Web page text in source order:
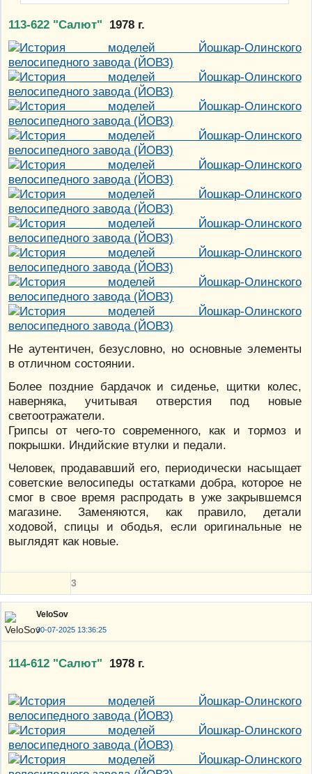
113-622 "Салют" 1978 г.
Не аутентичен, безусловно, но основные элементы
в отличном состоянии.
Более поздние бардачок и сиденье, щитки колес,
наверняка, учитывая отверстия под новые
светоотражатели.
Грипсы от чего-то современного, как и тормоз и
покрышки. Индийские втулки и педали.
Человек, продававший его, периодически насыщает
советские велосипеды остатками добра, которое не
смог в свое время распродать в уже закрывшемся
магазине. Заменяются, как правило, детали
ходовой, спицы и ободья, если оригинальные не
выглядят как новые.
3
VeloSov
30-07-2025 13:36:25
114-612 "Салют" 1978 г.